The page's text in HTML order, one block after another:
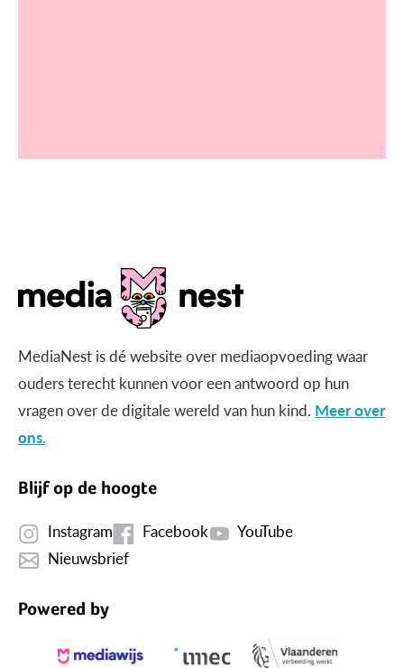
MediaNest is dé website over mediaopvoeding waar
ouders terecht kunnen voor een antwoord op hun
vragen over de digitale wereld van hun kind. Meer over
ons.
Blijf op de hoogte
Instagram Facebook
YouTube
Nieuwsbrief
Powered by